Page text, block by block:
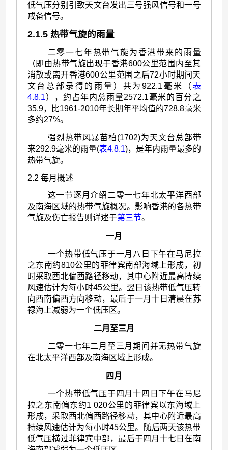
低气压分别引致天文台发出三号强风信号和一号
戒备信号。
2.1.5 热带气旋的雨量
二零一七年热带气旋为香港带来的雨量
（即由热带气旋出现于香港600公里范围内至其
消散或离开香港600公里范围之后72小时期间天
文台总部录得的雨量）共为922.1毫米（ 表
4.8.1），约占年内总雨量2572.1毫米的百分之
35.9，比1961-2010年长期年平均值的728.8毫米
多约27%。
强烈热带风暴苗柏(1702)为天文台总部带
来292.9毫米的雨量(表4.8.1)，是年内雨量最多的
热带气旋。
2.2 每月概述
这一节逐月介绍二零一七年北太平洋西部
及南海区域的热带气旋概况。影响香港的各热带
气旋及伤亡报告则详述于第三节。
一月
一个热带低气压于一月八日下午在马尼拉
之东南约810公里的菲律宾南部海域上形成，初
时采取西北偏西路径移动，其中心附近最高持续
风速估计为每小时45公里。翌日该热带低气压转
向西南偏西方向移动，最后于一月十日清晨在苏
禄海上减弱为一个低压区。
二月至三月
二零一七年二月至三月期间并无热带气旋
在北太平洋西部及南海区域上形成。
四月
一个热带低气压于四月十四日下午在马尼
拉之东南偏东约1 020公里的菲律宾以东海域上
形成，采取西北偏西路径移动，其中心附近最高
持续风速估计为每小时45公里。随后两天该热带
低气压横过菲律宾中部，最后于四月十七日在南